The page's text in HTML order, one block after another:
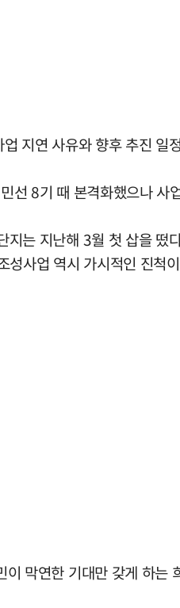
지연 사유와 향후 추진
선 8기 때 본격화했으나
는 지난해 3월 첫 삽을 떴
사업 역시 가시적인 진척
막연한 기대만 갖게 하